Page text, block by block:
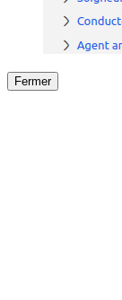
Fermer